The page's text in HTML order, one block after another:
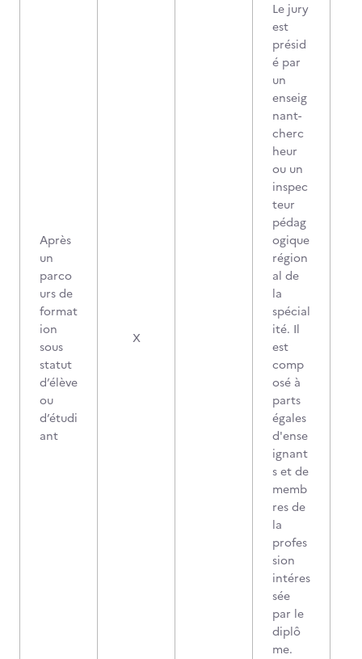
Après
un
parco
urs de
format
ion
sous
statut
d’élève
ou
d’étudi
ant
X
Le jury
est
présid
é par
un
enseig
nant-
cherc
heur
ou un
inspec
teur
pédag
ogique
région
al de
la
spécial
ité. Il
est
comp
osé à
parts
égales
d'ense
ignant
s et de
memb
res de
la
profes
sion
intéres
sée
par le
diplô
me.